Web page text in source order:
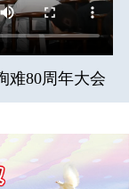
难80周年大会